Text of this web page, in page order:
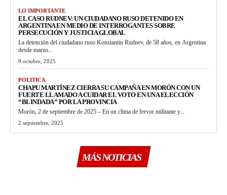
LO IMPORTANTE
EL CASO RUDNEV: UN CIUDADANO RUSO DETENIDO EN
ARGENTINA EN MEDIO DE INTERROGANTES SOBRE
PERSECUCIÓN Y JUSTICIA GLOBAL
La detención del ciudadano ruso Konstantin Rudnev, de 58 años, en Argentina
desde marzo...
9 octubre, 2025
POLITICA
CHAPU MARTÍNEZ CIERRA SU CAMPAÑA EN MORÓN CON UN
FUERTE LLAMADO A CUIDAR EL VOTO EN UNA ELECCIÓN
“BLINDADA” POR LA PROVINCIA
Morón, 2 de septiembre de 2025 – En un clima de fervor militante y...
2 septiembre, 2025
MÁS NOTICIAS